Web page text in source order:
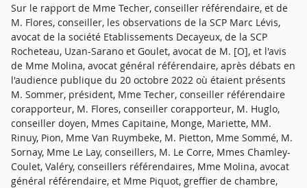
Sur le rapport de Mme Techer, conseiller référendaire, et de
M. Flores, conseiller, les observations de la SCP Marc Lévis,
avocat de la société Etablissements Decayeux, de la SCP
Rocheteau, Uzan-Sarano et Goulet, avocat de M. [O], et l'avis
de Mme Molina, avocat général référendaire, après débats en
l'audience publique du 20 octobre 2022 où étaient présents
M. Sommer, président, Mme Techer, conseiller référendaire
corapporteur, M. Flores, conseiller corapporteur, M. Huglo,
conseiller doyen, Mmes Capitaine, Monge, Mariette, MM.
Rinuy, Pion, Mme Van Ruymbeke, M. Pietton, Mme Sommé, M.
Sornay, Mme Le Lay, conseillers, M. Le Corre, Mmes Chamley-
Coulet, Valéry, conseillers référendaires, Mme Molina, avocat
général référendaire, et Mme Piquot, greffier de chambre,